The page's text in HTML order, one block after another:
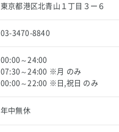
東京都港区北青山１丁目３ー６
03-3470-8840
00:00～24:00
07:30～24:00 ※月 のみ
00:00～22:00 ※日,祝日 のみ
年中無休